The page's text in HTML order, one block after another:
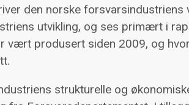
den norske forsvarsindustriens
utvikling, og ses primært i
vært produsert siden 2009, og
strukturelle og